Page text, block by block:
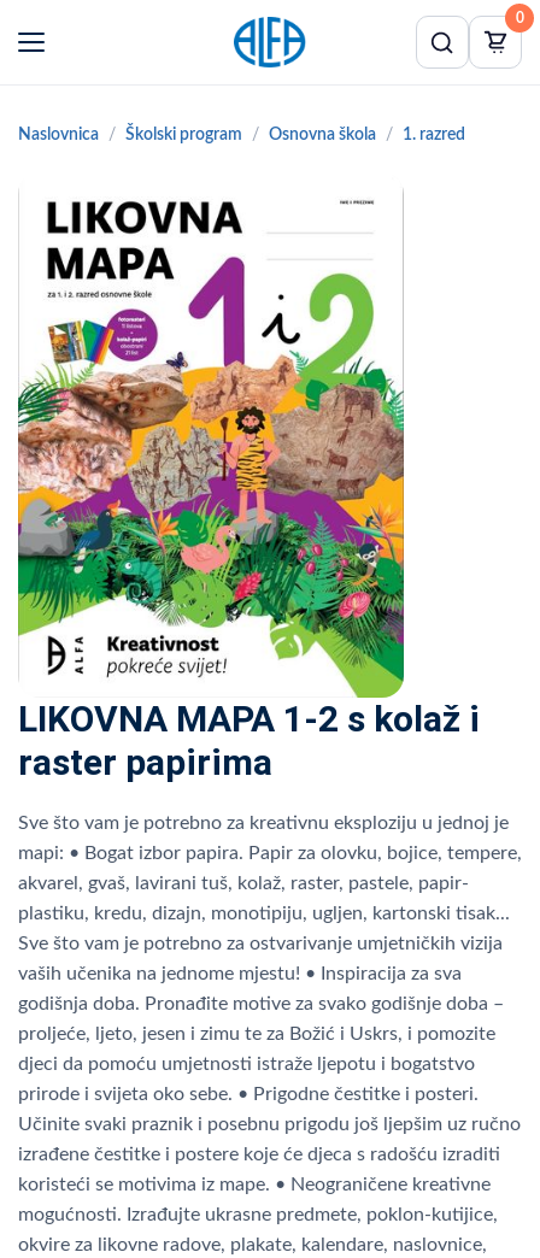
0
Naslovnica Školski program Osnovna škola 1. razred
LIKOVNA MAPA 1-2 s kolaž i
raster papirima
Sve što vam je potrebno za kreativnu eksploziju u jednoj je
mapi: • Bogat izbor papira. Papir za olovku, bojice, tempere,
akvarel, gvaš, lavirani tuš, kolaž, raster, pastele, papir-
plastiku, kredu, dizajn, monotipiju, ugljen, kartonski tisak...
Sve što vam je potrebno za ostvarivanje umjetničkih vizija
vaših učenika na jednome mjestu! • Inspiracija za sva
godišnja doba. Pronađite motive za svako godišnje doba –
proljeće, ljeto, jesen i zimu te za Božić i Uskrs, i pomozite
djeci da pomoću umjetnosti istraže ljepotu i bogatstvo
prirode i svijeta oko sebe. • Prigodne čestitke i posteri.
Učinite svaki praznik i posebnu prigodu još ljepšim uz ručno
izrađene čestitke i postere koje će djeca s radošću izraditi
koristeći se motivima iz mape. • Neograničene kreativne
mogućnosti. Izrađujte ukrasne predmete, poklon-kutijice,
okvire za likovne radove, plakate, kalendare, naslovnice,